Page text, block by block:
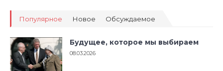
Популярное Новое Обсуждаемое
Будущее, которое мы выбираем
08.03.2026